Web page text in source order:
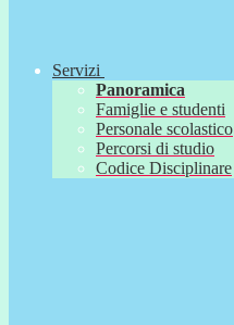
Servizi
Panoramica
Famiglie e studenti
Personale scolastico
Percorsi di studio
Codice Disciplinare